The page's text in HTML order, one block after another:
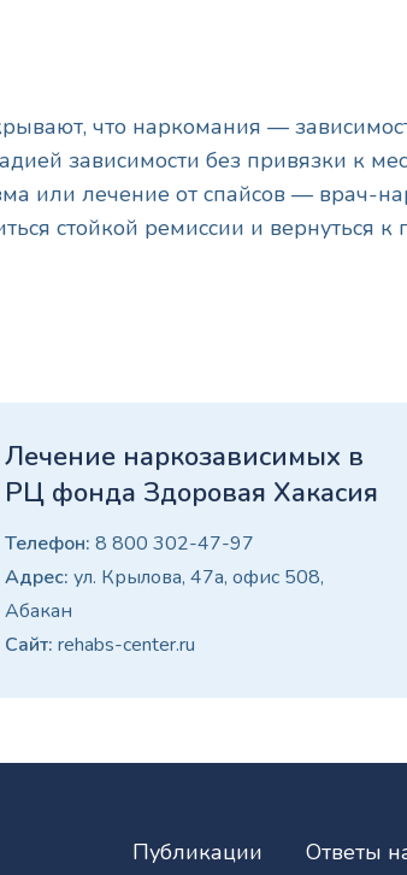
что наркомания —
зависимости без привязки к
или лечение от спайсов — врач-
стойкой ремиссии и вернуться
Лечение наркозависимых в
РЦ фонда Здоровая Хакасия
Телефон: 8 800 302-47-97
Адрес: ул. Крылова, 47а, офис 508,
Абакан
Сайт: rehabs-center.ru
Публикации Ответы